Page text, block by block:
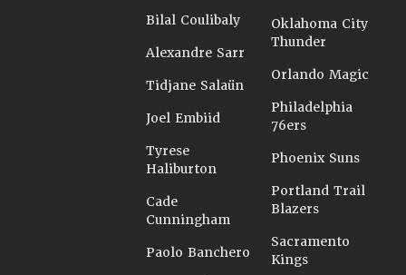
Bilal Coulibaly
Alexandre Sarr
Tidjane Salaün
Joel Embiid
Tyrese
Haliburton
Cade
Cunningham
Paolo Banchero
Oklahoma City
Thunder
Orlando Magic
Philadelphia
76ers
Phoenix Suns
Portland Trail
Blazers
Sacramento
Kings